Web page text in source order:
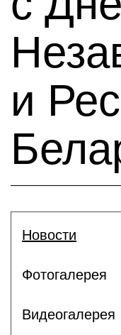
и
Новости
Фотогалерея
Видеогалерея